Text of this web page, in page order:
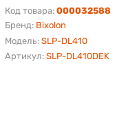
Бренд: Bixolon
Модель: SLP-DL410
Код товара: 000032588
Артикул: SLP-DL410DEK